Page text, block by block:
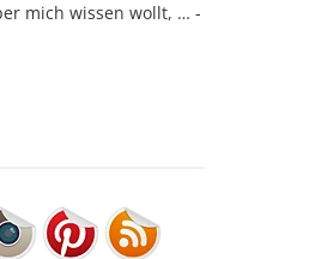
mich wissen wollt, … -